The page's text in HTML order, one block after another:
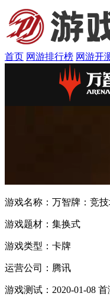
首页 网游排行榜 网游开
游戏名称： 万智牌：竞技
游戏题材： 集换式
游戏类型： 卡牌
运营公司： 腾讯
游戏测试： 2020-01-08